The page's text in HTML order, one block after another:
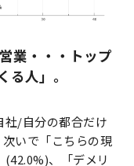
業・・・トップ
る人」。
社/自分の都合だけ
いで「こちらの現
、「デメリ